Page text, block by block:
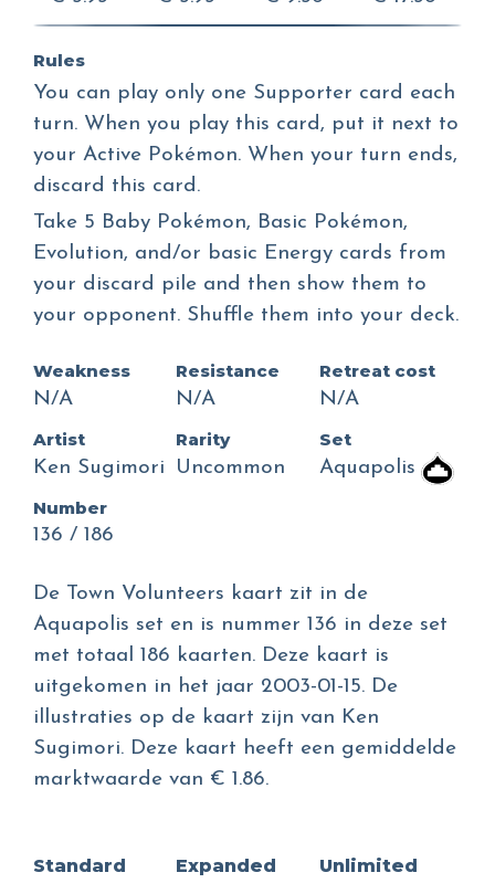
Rules
You can play only one Supporter card each
turn. When you play this card, put it next to
your Active Pokémon. When your turn ends,
discard this card.
Take 5 Baby Pokémon, Basic Pokémon,
Evolution, and/or basic Energy cards from
your discard pile and then show them to
your opponent. Shuffle them into your deck.
Weakness
N/A
Resistance
N/A
Retreat cost
N/A
Artist
Ken Sugimori
Rarity
Uncommon
Set
Aquapolis
Number
136 / 186
De Town Volunteers kaart zit in de
Aquapolis set en is nummer 136 in deze set
met totaal 186 kaarten. Deze kaart is
uitgekomen in het jaar 2003-01-15. De
illustraties op de kaart zijn van Ken
Sugimori. Deze kaart heeft een gemiddelde
marktwaarde van € 1.86.
Standard
Expanded
Unlimited